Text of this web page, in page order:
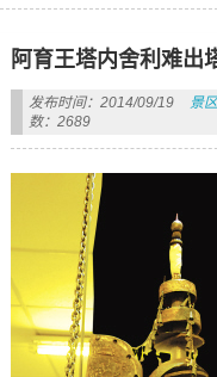
阿育王塔内舍利难出
发布时间：2014/09/19 景
数：2689